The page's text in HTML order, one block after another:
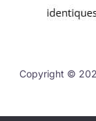
Copyright ©